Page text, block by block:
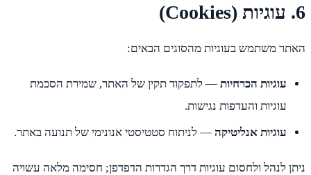
6. עוגיות (Cookies)
האתר משתמש בעוגיות מהסוגים הבאים:
עוגיות הכרחיות — לתפקוד תקין של האתר, שמירת הסכמת
עוגיות והעדפות נגישות.
עוגיות אנליטיקה — לניתוח סטטיסטי אנונימי של תנועה באתר.
ניתן לנהל ולחסום עוגיות דרך הגדרות הדפדפן; חסימה מלאה עשויה